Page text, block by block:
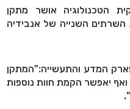
הטכנולוגיה אושר מתקן
השנייה של אנבידיה
המדע והתעשייה:"המתקן
יאפשר הקמת חוות נוספות